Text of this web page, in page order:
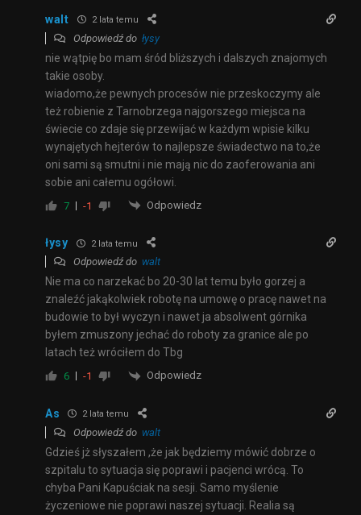
walt 2 lata temu
Odpowiedź do łysy
nie wątpię bo mam śród bliższych i dalszych znajomych
takie osoby.
wiadomo,że pewnych procesów nie przeskoczymy ale
też robienie z Tarnobrzega najgorszego miejsca na
świecie co zdaje się przewijać w każdym wpisie kilku
wynajętych hejterów to najlepsze świadectwo na to,że
oni sami są smutni i nie mają nic do zaoferowania ani
sobie ani całemu ogółowi.
7 -1 Odpowiedz
łysy 2 lata temu
Odpowiedź do walt
Nie ma co narzekać bo 20-30 lat temu było gorzej a
znaleźć jakąkolwiek robotę na umowę o pracę nawet na
budowie to był wyczyn i nawet ja absolwent górnika
byłem zmuszony jechać do roboty za granice ale po
latach też wróciłem do Tbg
6 -1 Odpowiedz
As 2 lata temu
Odpowiedź do walt
Gdzieś jż słyszałem ,że jak będziemy mówić dobrze o
szpitalu to sytuacja się poprawi i pacjenci wrócą. To
chyba Pani Kapuściak na sesji. Samo myślenie
życzeniowe nie poprawi naszej sytuacji. Realia są